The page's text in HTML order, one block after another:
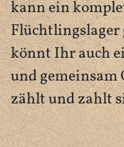
kann ein
Flüchtlingslager
könnt Ihr auch
und gemeinsam
zählt und zahlt